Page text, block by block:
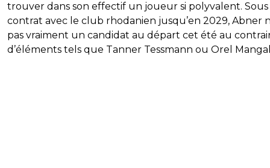
trouver dans son effectif un joueur si polyvalent. Sous
contrat avec le club rhodanien jusqu’en 2029, Abner
pas vraiment un candidat au départ cet été au
d’éléments tels que Tanner Tessmann ou Orel